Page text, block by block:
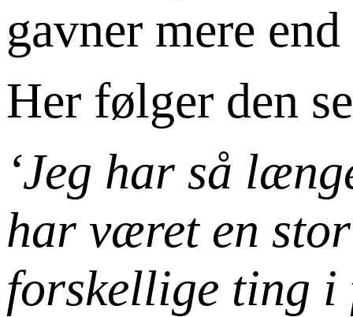
gavner mere
Her følger den
‘Jeg har så
har været en
forskellige ting i